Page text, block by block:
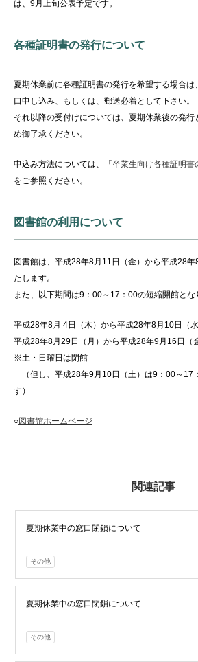
は、9月上旬公表予定です。
各種証明書の発行について
夏期休業前に各種証明書の発行を希望する場合
口申し込み、もしくは、郵送必着として下さい。
それ以降の受付けについては、夏期休業後の発行
め御了承ください。
申込み方法については、「 卒業生向け各種証明書
をご参照ください。
図書館の利用について
図書館は、平成28年8月11日（金）から平成28
たします。
また、以下期間は9：00～17：00の短縮開館とな
平成28年8月 4日（木）から平成28年8月10日（
平成28年8月29日（月）から平成28年9月16日（
※土・日曜日は閉館
（但し、平成28年9月10日（土）は9：00～17
す）
○図書館ホームページ
関連記事
夏期休業中の窓口閉鎖について
その他
夏期休業中の窓口閉鎖について
その他